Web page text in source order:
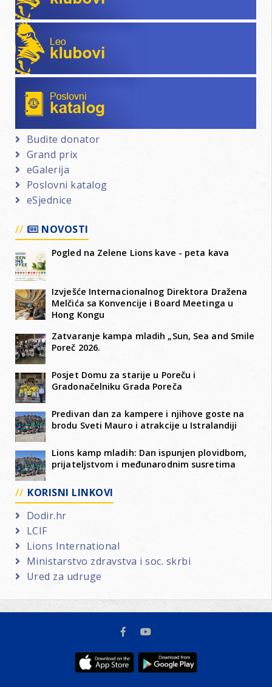
Leo klubovi
Budite donator
Grand prix
eGalerija
Poslovni katalog
eSjednice
NOVOSTI
Pogled na Zelene Lions kave - peta kava
Izvješće Internacionalnog Direktora Dražena
Melčića sa Konvencije i Board Meetinga u
Hong Kongu
Zatvaranje kampa mladih „Sun, Sea and Smile
Poreč 2026.
Posjet Domu za starije u Poreču i
Gradonačelniku Grada Poreča
Predivan dan za kampere i njihove goste na
brodu Sveti Mauro i atrakcije u Istralandiji
Lions kamp mladih: Dan ispunjen plovidbom,
prijateljstvom i međunarodnim susretima
KORISNI LINKOVI
Dodir.hr
LCIF
Lions International
Ministarstvo zdravstva i soc. skrbi
Ured za udruge